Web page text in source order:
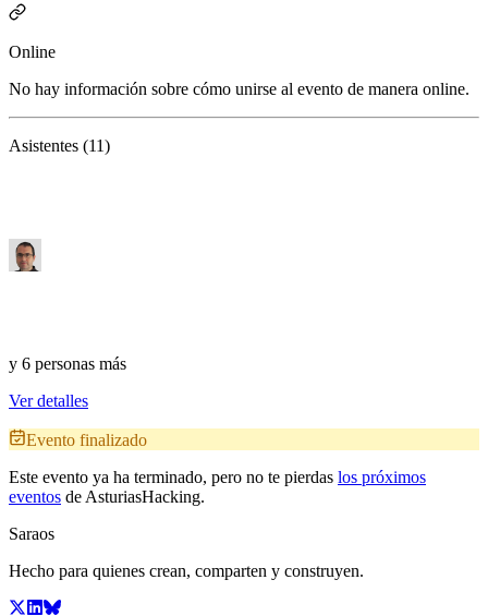
Online
No hay información sobre cómo unirse al evento de manera online.
Asistentes (11)
y 6 personas más
Ver detalles
Evento finalizado
Este evento ya ha terminado, pero no te pierdas los próximos
eventos de AsturiasHacking.
Saraos
Hecho para quienes crean, comparten y construyen.